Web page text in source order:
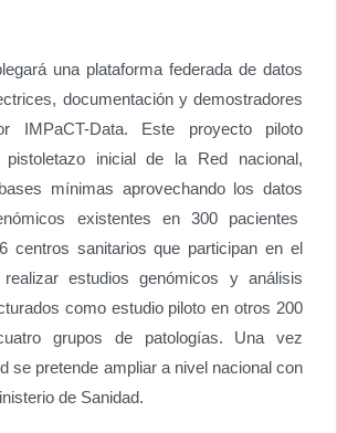
una plataforma federada de datos
documentación y demostradores
IMPaCT-Data. Este proyecto piloto
inicial de la Red nacional,
mínimas aprovechando los datos
existentes en 300 pacientes
centros sanitarios que participan en el
estudios genómicos y análisis
como estudio piloto en otros 200
grupos de patologías. Una vez
se pretende ampliar a nivel nacional con
de Sanidad.